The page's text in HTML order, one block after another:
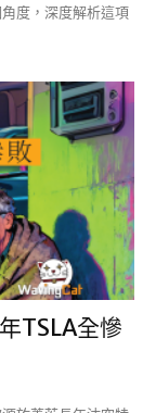
度，深度解析這項
TSLA全慘